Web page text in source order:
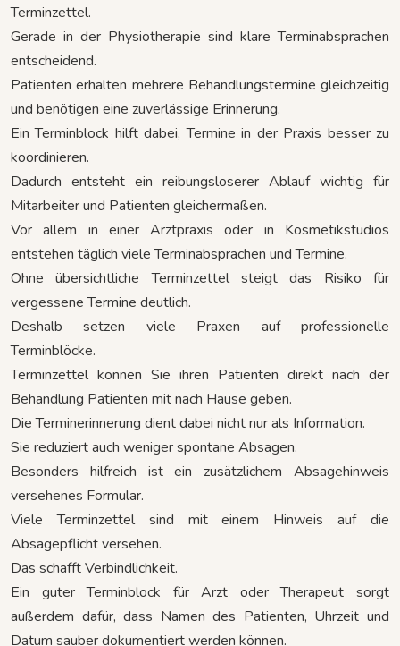
Terminzettel.
Gerade in der Physiotherapie sind klare Terminabsprachen
entscheidend.
Patienten erhalten mehrere Behandlungstermine gleichzeitig
und benötigen eine zuverlässige Erinnerung.
Ein Terminblock hilft dabei, Termine in der Praxis besser zu
koordinieren.
Dadurch entsteht ein reibungsloserer Ablauf wichtig für
Mitarbeiter und Patienten gleichermaßen.
Vor allem in einer Arztpraxis oder in Kosmetikstudios
entstehen täglich viele Terminabsprachen und Termine.
Ohne übersichtliche Terminzettel steigt das Risiko für
vergessene Termine deutlich.
Deshalb setzen viele Praxen auf professionelle
Terminblöcke.
Terminzettel können Sie ihren Patienten direkt nach der
Behandlung Patienten mit nach Hause geben.
Die Terminerinnerung dient dabei nicht nur als Information.
Sie reduziert auch weniger spontane Absagen.
Besonders hilfreich ist ein zusätzlichem Absagehinweis
versehenes Formular.
Viele Terminzettel sind mit einem Hinweis auf die
Absagepflicht versehen.
Das schafft Verbindlichkeit.
Ein guter Terminblock für Arzt oder Therapeut sorgt
außerdem dafür, dass Namen des Patienten, Uhrzeit und
Datum sauber dokumentiert werden können.